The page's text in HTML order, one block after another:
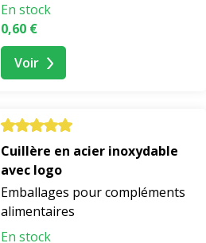
En stock
0,60 €
Voir
Cuillère en acier inoxydable
avec logo
Emballages pour compléments
alimentaires
En stock